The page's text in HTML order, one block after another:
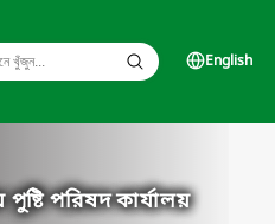
English
পরিষদ কার্যালয়